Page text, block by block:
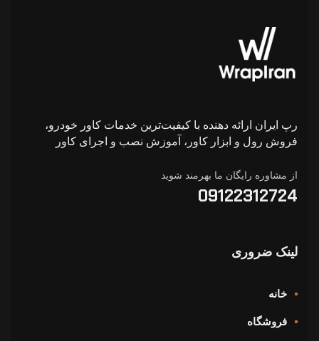
رپ ایران ارائه دهنده با کیفیت‌ترین خدمات کاور خودرو،
فروش رول و ابزار کاور، آموزش نصب و اجرای کاور
از مشاوره رایگان ما بهرمند شوید
09122312724
لینک ضروری
خانه
فروشگاه